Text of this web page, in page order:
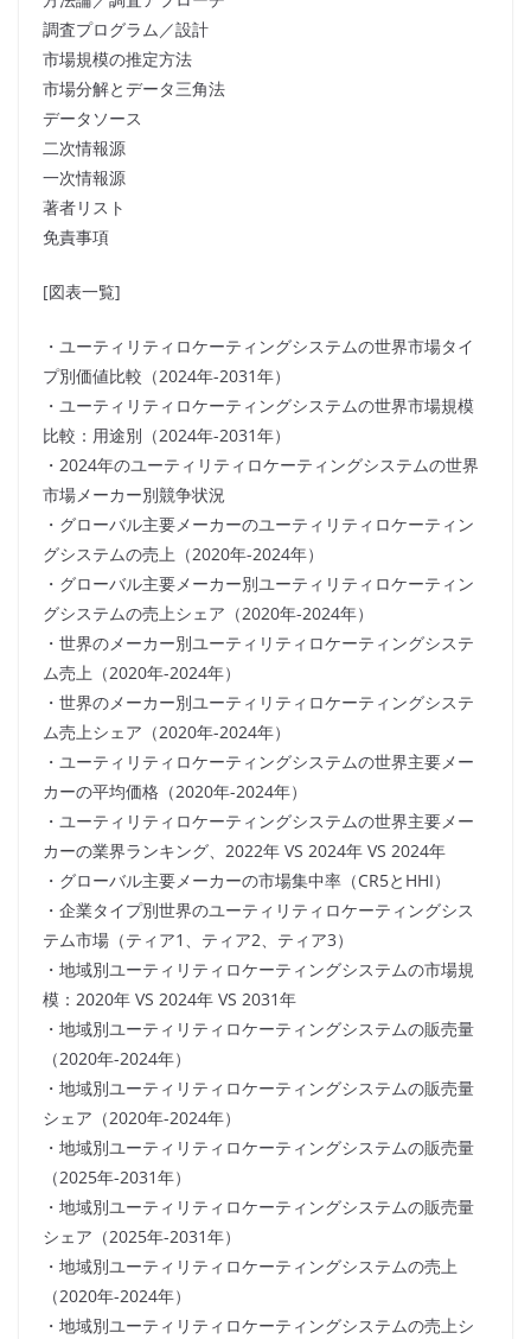
調査プログラム／設計
市場規模の推定方法
市場分解とデータ三角法
データソース
二次情報源
一次情報源
著者リスト
免責事項
[図表一覧]
・ユーティリティロケーティングシステムの世界市場タイ
プ別価値比較（2024年-2031年）
・ユーティリティロケーティングシステムの世界市場規模
比較：用途別（2024年-2031年）
・2024年のユーティリティロケーティングシステムの世界
市場メーカー別競争状況
・グローバル主要メーカーのユーティリティロケーティン
グシステムの売上（2020年-2024年）
・グローバル主要メーカー別ユーティリティロケーティン
グシステムの売上シェア（2020年-2024年）
・世界のメーカー別ユーティリティロケーティングシステ
ム売上（2020年-2024年）
・世界のメーカー別ユーティリティロケーティングシステ
ム売上シェア（2020年-2024年）
・ユーティリティロケーティングシステムの世界主要メー
カーの平均価格（2020年-2024年）
・ユーティリティロケーティングシステムの世界主要メー
カーの業界ランキング、2022年 VS 2024年 VS 2024年
・グローバル主要メーカーの市場集中率（CR5とHHI）
・企業タイプ別世界のユーティリティロケーティングシス
テム市場（ティア1、ティア2、ティア3）
・地域別ユーティリティロケーティングシステムの市場規
模：2020年 VS 2024年 VS 2031年
・地域別ユーティリティロケーティングシステムの販売量
（2020年-2024年）
・地域別ユーティリティロケーティングシステムの販売量
シェア（2020年-2024年）
・地域別ユーティリティロケーティングシステムの販売量
（2025年-2031年）
・地域別ユーティリティロケーティングシステムの販売量
シェア（2025年-2031年）
・地域別ユーティリティロケーティングシステムの売上
（2020年-2024年）
・地域別ユーティリティロケーティングシステムの売上シ